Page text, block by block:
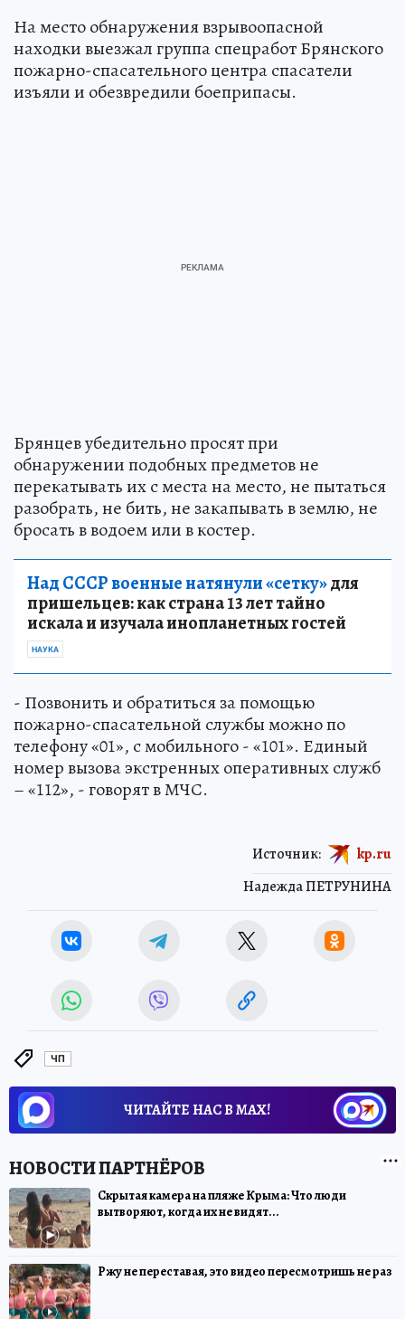
На место обнаружения взрывоопасной
находки выезжал группа спецработ Брянского
пожарно-спасательного центра спасатели
изъяли и обезвредили боеприпасы.
Брянцев убедительно просят при
обнаружении подобных предметов не
перекатывать их с места на место, не пытаться
разобрать, не бить, не закапывать в землю, не
бросать в водоем или в костер.
Над СССР военные натянули «сетку»для
пришельцев: как страна 13 лет тайно
искала и изучала инопланетных гостей
НАУКА
- Позвонить и обратиться за помощью
пожарно-спасательной службы можно по
телефону «01», с мобильного - «101». Единый
номер вызова экстренных оперативных служб
– «112», - говорят в МЧС.
Надежда ПЕТРУНИНА
Источник: kp.ru
ЧП
ЧИТАЙТЕ НАС В МАХ!
Скрытая камера на пляже Крыма: Что люди
вытворяют, когда их не видят...
Ржу не переставая, это видео пересмотришь не раз